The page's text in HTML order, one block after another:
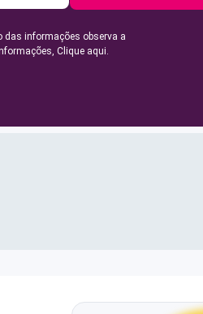
das informações observa a
Clique aqui.